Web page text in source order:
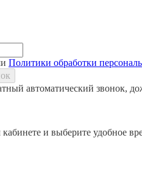
Политики обработки
автоматический звонок,
и выберите удобное